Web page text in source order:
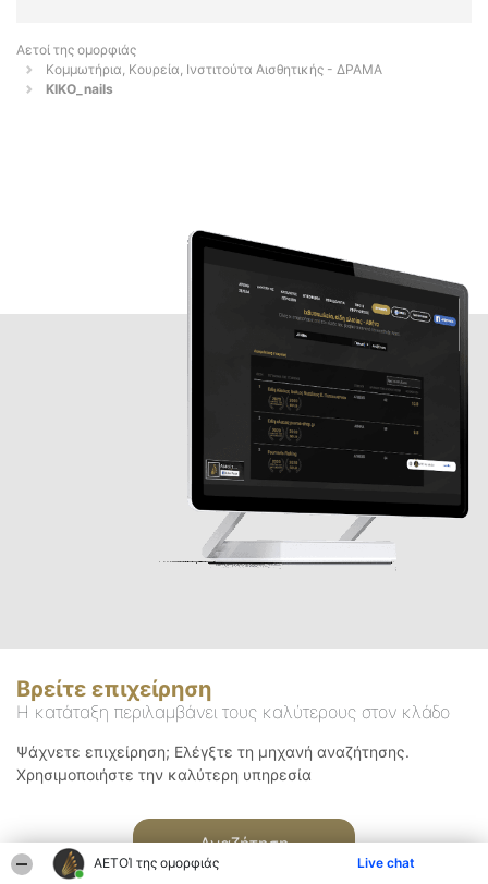
ΑΕΤΟΊ της ομορφιάς Live chat
Αετοί της ομορφιάς
Κομμωτήρια, Κουρεία, Ινστιτούτα Αισθητικής - ΔΡΑΜΑ
KIKO_nails
Βρείτε επιχείρηση
Η κατάταξη περιλαμβάνει τους καλύτερους στον κλάδο
Ψάχνετε επιχείρηση; Ελέγξτε τη μηχανή αναζήτησης.
Χρησιμοποιήστε την καλύτερη υπηρεσία
Αναζήτηση